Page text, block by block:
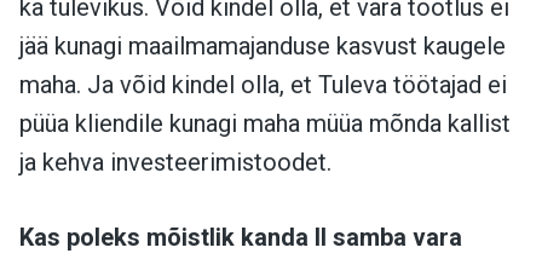
ka tulevikus. Võid kindel olla, et vara tootlus ei
jää kunagi maailmamajanduse kasvust kaugele
maha. Ja võid kindel olla, et Tuleva töötajad ei
püüa kliendile kunagi maha müüa mõnda kallist
ja kehva investeerimistoodet.
Kas poleks mõistlik kanda II samba vara